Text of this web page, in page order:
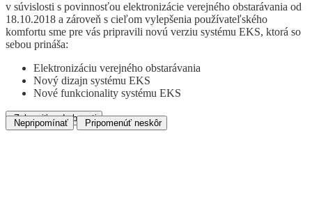
v súvislosti s povinnosťou elektronizácie verejného obstarávania od
18.10.2018 a zároveň s cieľom vylepšenia používateľského
komfortu sme pre vás pripravili novú verziu systému EKS, ktorá so
sebou prináša:
Elektronizáciu verejného obstarávania
Nový dizajn systému EKS
Nové funkcionality systému EKS
Zobraziť podrobnosti
Nepripomínať Pripomenúť neskôr